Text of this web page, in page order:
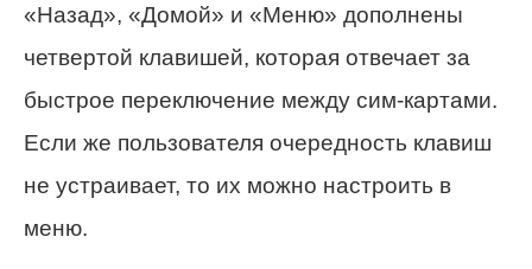
«Назад», «Домой» и «Меню» дополнены
четвертой клавишей, которая отвечает за
быстрое переключение между сим-картами.
Если же пользователя очередность клавиш
не устраивает, то их можно настроить в
меню.